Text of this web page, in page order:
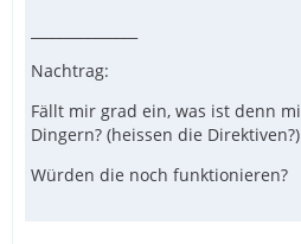
Nachtrag:
Fällt mir grad ein, was ist denn
Dingern? (heissen die Direktiven?)
Würden die noch funktionieren?